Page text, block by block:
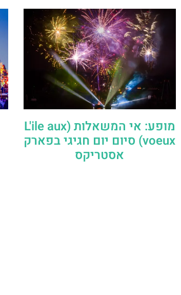
מופע: אי המשאלות (L'ile aux
voeux) סיום יום חגיגי בפארק
אסטריקס